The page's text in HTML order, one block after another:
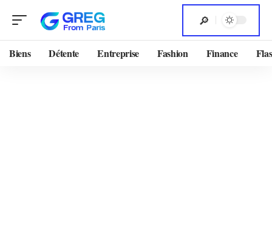
Biens Détente Entreprise Fashion Finance